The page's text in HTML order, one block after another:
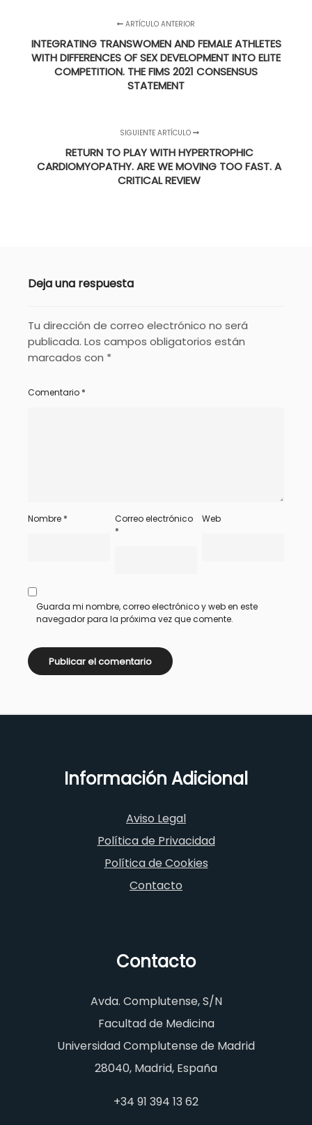
ARTÍCULO ANTERIOR
INTEGRATING TRANSWOMEN AND FEMALE ATHLETES
WITH DIFFERENCES OF SEX DEVELOPMENT INTO ELITE
COMPETITION. THE FIMS 2021 CONSENSUS
STATEMENT
SIGUIENTE ARTÍCULO
RETURN TO PLAY WITH HYPERTROPHIC
CARDIOMYOPATHY. ARE WE MOVING TOO FAST. A
CRITICAL REVIEW
Deja una respuesta
Tu dirección de correo electrónico no será
publicada. Los campos obligatorios están
marcados con *
Comentario *
Nombre *
Correo electrónico
*
Web
Guarda mi nombre, correo electrónico y web en este
navegador para la próxima vez que comente.
Información Adicional
Aviso Legal
Política de Privacidad
Política de Cookies
Contacto
Contacto
Avda. Complutense, S/N
Facultad de Medicina
Universidad Complutense de Madrid
28040, Madrid, España
+34 91 394 13 62